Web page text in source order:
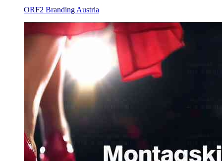
ORF2 Branding Austria